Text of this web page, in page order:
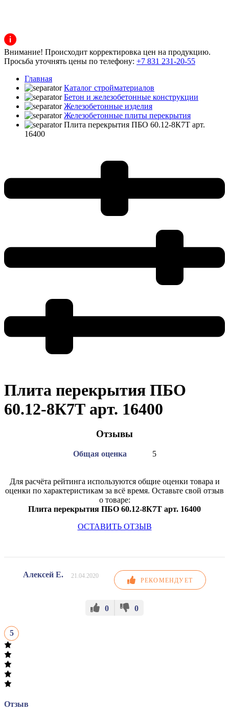
Внимание! Происходит корректировка цен на продукцию.
Просьба уточнять цены по телефону: +7 831 231-20-55
Главная
Каталог стройматериалов
Бетон и железобетонные конструкции
Железобетонные изделия
Железобетонные плиты перекрытия
Плита перекрытия ПБО 60.12-8К7Т арт.
16400
Плита перекрытия ПБО
60.12-8К7Т арт. 16400
Отзывы
Общая оценка 5
Для расчёта рейтинга используются общие оценки товара и
оценки по характеристикам за всё время. Оставьте свой отзыв
о товаре:
Плита перекрытия ПБО 60.12-8К7Т арт. 16400
ОСТАВИТЬ ОТЗЫВ
Алексей Е. 21.04.2020
РЕКОМЕНДУЕТ
0 0
5
Отзыв